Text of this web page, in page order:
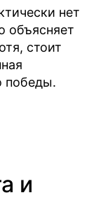
нет
объясняет
стоит
победы.
и